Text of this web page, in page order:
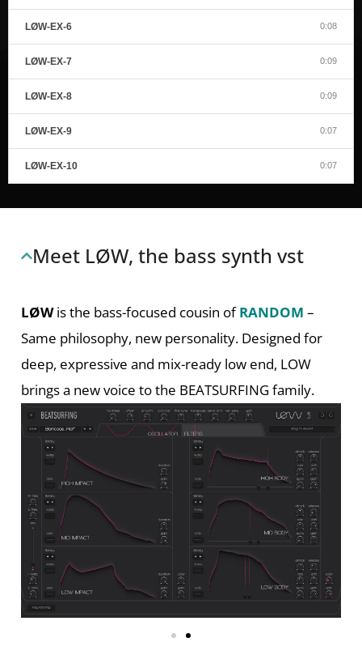
LØW-EX-6 0:08
LØW-EX-7 0:09
LØW-EX-8 0:09
LØW-EX-9 0:07
LØW-EX-10 0:07
Meet LØW, the bass synth vst
LØWis the bass-focused cousin ofRANDOM –
Same philosophy, new personality. Designed for
deep, expressive and mix-ready low end, LOW
brings a new voice to the BEATSURFING family.